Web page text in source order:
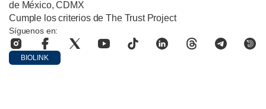
de México, CDMX
Cumple los criterios de The Trust Project
Síguenos en:
BIOLINK